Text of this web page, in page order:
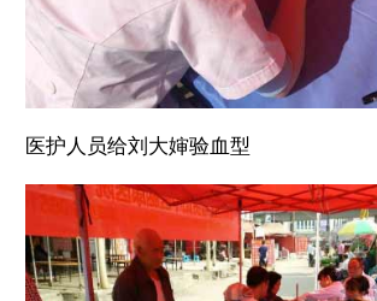
医护人员给刘大婶验血型
黑龙江京科脑康